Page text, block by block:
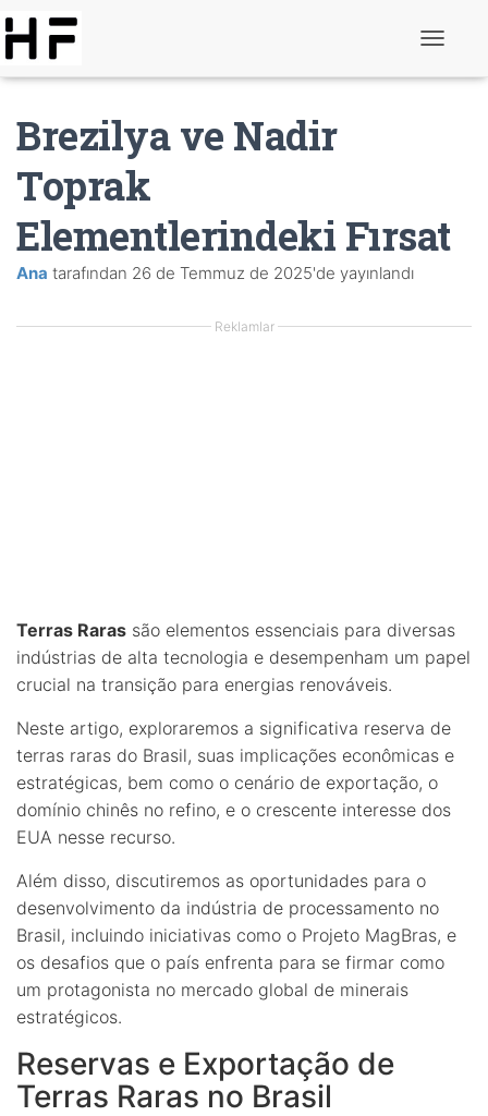
e
i
Brezilya ve Nadir
Toprak
Elementlerindeki Fırsat
Ana tarafından 26 de Temmuz de 2025'de yayınlandı
Reklamlar
Terras Raras são elementos essenciais para diversas
indústrias de alta tecnologia e desempenham um papel
crucial na transição para energias renováveis.
Neste artigo, exploraremos a significativa reserva de
terras raras do Brasil, suas implicações econômicas e
estratégicas, bem como o cenário de exportação, o
domínio chinês no refino, e o crescente interesse dos
EUA nesse recurso.
Além disso, discutiremos as oportunidades para o
desenvolvimento da indústria de processamento no
Brasil, incluindo iniciativas como o Projeto MagBras, e
os desafios que o país enfrenta para se firmar como
um protagonista no mercado global de minerais
estratégicos.
Reservas e Exportação de
Terras Raras no Brasil